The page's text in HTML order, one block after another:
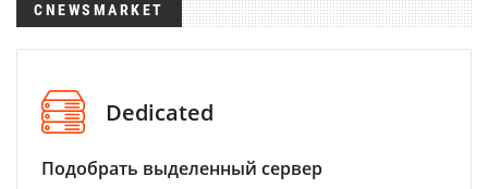
CNEWSMARKET
Dedicated
Подобрать выделенный сервер